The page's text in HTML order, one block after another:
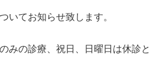
いてお知らせ致します。
みの診療、祝日、日曜日は休診と